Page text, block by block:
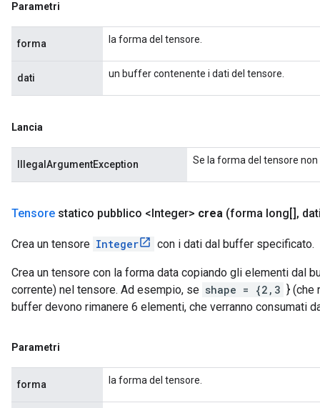
Parametri
forma la forma del tensore.
dati un buffer contenente i dati del tensore.
Lancia
IllegalArgumentException Se la forma del tensore
Tensore statico pubblico <Integer> crea (forma long[] ,
Crea un tensore Integer con i dati dal buffer specificato.
Crea un tensore con la forma data copiando gli elementi dal
corrente) nel tensore. Ad esempio, se shape = {2,3 } (che
buffer devono rimanere 6 elementi, che verranno consumati
Parametri
forma la forma del tensore.